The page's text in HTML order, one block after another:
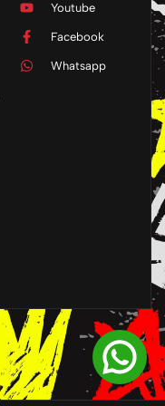
Youtube
Facebook
Whatsapp